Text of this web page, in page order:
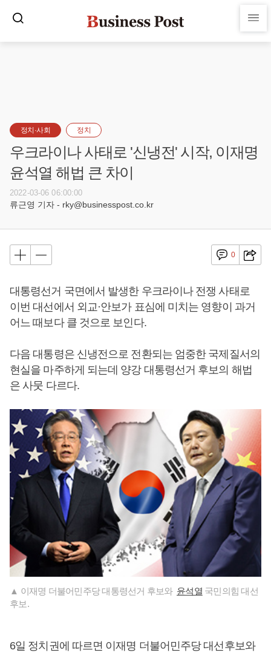
정치·사회 정치
우크라이나 사태로 '신냉전' 시작, 이재명
윤석열 해법 큰 차이
2022-03-06 06:00:00
류근영 기자 - rky@businesspost.co.kr
0
대통령선거 국면에서 발생한 우크라이나 전쟁 사태로
이번 대선에서 외교·안보가 표심에 미치는 영향이 과거
어느 때보다 클 것으로 보인다.
다음 대통령은 신냉전으로 전환되는 엄중한 국제질서의
현실을 마주하게 되는데 양강 대통령선거 후보의 해법
은 사뭇 다르다.
▲ 이재명 더불어민주당 대통령선거 후보와 윤석열 국민의힘 대선
후보.
6일 정치권에 따르면 이재명 더불어민주당 대선후보와